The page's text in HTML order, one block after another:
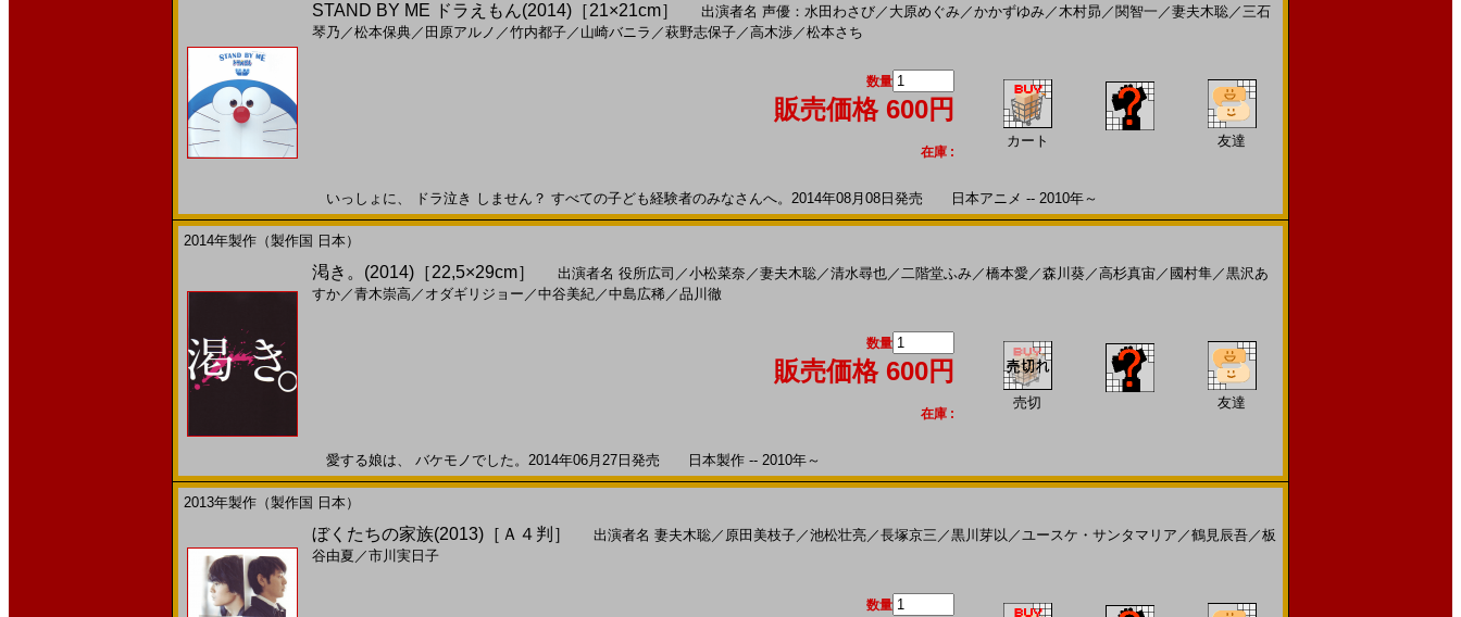
STAND BY ME ドラえもん(2014)［21×21cm］ 出演者名 声優：水田わさび／ 大原めぐみ／かかずゆみ／木村昴 ／ 関智一 ／妻夫木聡／三石
琴乃 ／松本保典／ 田原アルノ ／竹内都子／ 山崎バニラ ／萩野志保子／高木渉／松本さち
数量
販売価格 600円
在庫 :
カート 友達
いっしょに、 ドラ泣き しません？ すべての子ども経験者のみなさんへ。2014年08月08日発売 日本アニメ -- 2010年～
2014年製作（製作国 日本）
渇き。(2014)［22,5×29cm］ 出演者名 役所広司 ／小松菜奈 ／妻夫木聡／清水尋也／二階堂ふみ／橋本愛／森川葵／高杉真宙／ 國村隼／黒沢あ
すか／青木崇高／ オダギリジョー ／中谷美紀／中島広稀／品川徹
数量
販売価格 600円
在庫 :
売切 友達
愛する娘は、 バケモノでした。2014年06月27日発売 日本製作 -- 2010年～
2013年製作（製作国 日本）
ぼくたちの家族(2013)［Ａ４判］ 出演者名 妻夫木聡／ 原田美枝子／池松壮亮／長塚京三 ／黒川芽以 ／ユースケ・サンタマリア ／鶴見辰吾／板
谷由夏 ／市川実日子
数量